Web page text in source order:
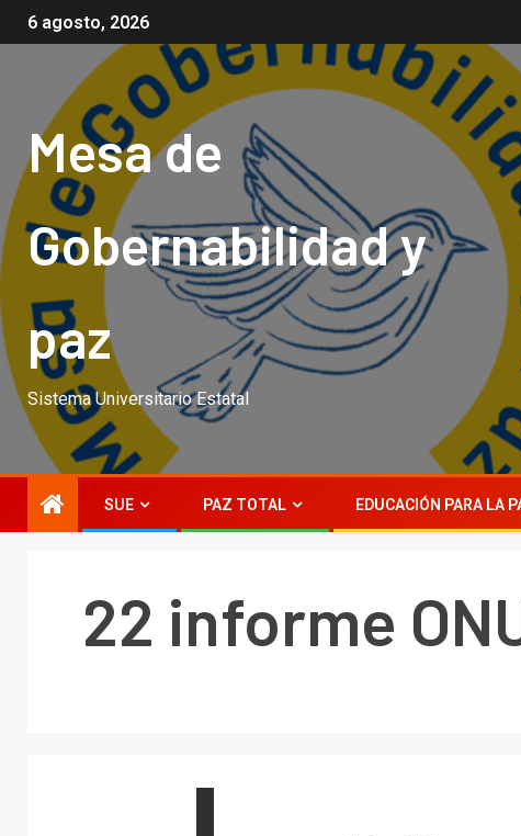
6 agosto, 2026
Mesa de
Gobernabilidad y
paz
Sistema Universitario Estatal
SUE PAZ TOTAL EDUCACIÓN PARA LA
22 informe